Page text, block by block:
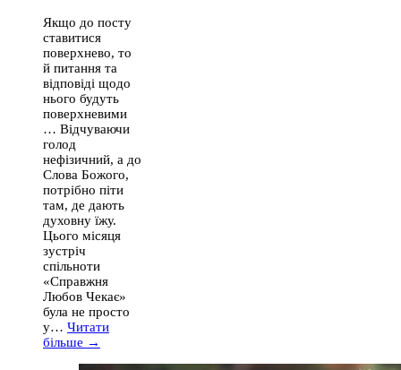
Якщо до посту
ставитися
поверхнево, то
й питання та
відповіді щодо
нього будуть
поверхневими
… Відчуваючи
голод
нефізичний, а до
Слова Божого,
потрібно піти
там, де дають
духовну їжу.
Цього місяця
зустріч
спільноти
«Справжня
Любов Чекає»
була не просто
у… Читати
більше →